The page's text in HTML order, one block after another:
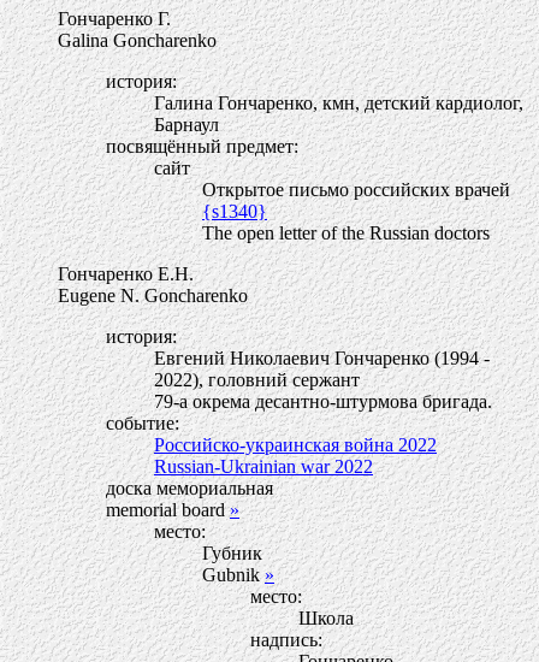
Гончаренко Г.
Galina Goncharenko
история:
Галина Гончаренко, кмн, детский кардиолог,
Барнаул
посвящённый предмет:
сайт
Открытое письмо российских врачей
{s1340}
The open letter of the Russian doctors
Гончаренко Е.Н.
Eugene N. Goncharenko
история:
Евгений Николаевич Гончаренко (1994 -
2022), головний сержант
79-а окрема десантно-штурмова бригада.
событие:
Российско-украинская война 2022
Russian-Ukrainian war 2022
доска мемориальная
memorial board»
место:
Губник
Gubnik»
место:
Школа
надпись: